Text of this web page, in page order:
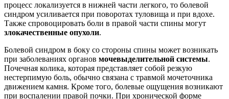
процесс локализуется в нижней части легкого, то болевой
синдром усиливается при поворотах туловища и при вдохе.
Также спровоцировать боли в правой части спины могут
злокачественные опухоли.
Болевой синдром в боку со стороны спины может возникать
при заболеваниях органов мочевыделительной системы.
Почечная колика, которая представляет собой резкую
нестерпимую боль, обычно связана с травмой мочеточника
движением камня. Кроме того, болевые ощущения возникают
при воспалении правой почки. При хронической форме